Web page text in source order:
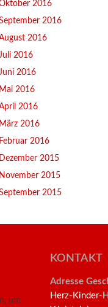
2016
2016
2016
2016
2016
Mai 2016
2016
März 2016
Februar 2016
Dezember 2015
November 2015
2015
um
KONTAKT
Adresse
Herz-Kinder-